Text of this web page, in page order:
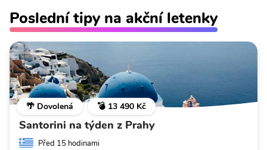
Poslední tipy na akční letenky
🌴 Dovolená 💣 13 490 Kč
Santorini na týden z Prahy
Před 15 hodinami